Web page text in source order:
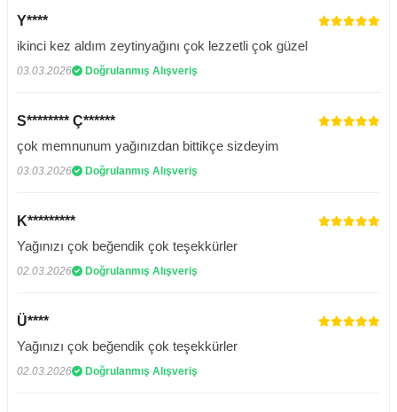
Y****
ikinci kez aldım zeytinyağını çok lezzetli çok güzel
03.03.2026 Doğrulanmış Alışveriş
S******** Ç******
çok memnunum yağınızdan bittikçe sizdeyim
03.03.2026 Doğrulanmış Alışveriş
K*********
Yağınızı çok beğendik çok teşekkürler
02.03.2026 Doğrulanmış Alışveriş
Ü****
Yağınızı çok beğendik çok teşekkürler
02.03.2026 Doğrulanmış Alışveriş